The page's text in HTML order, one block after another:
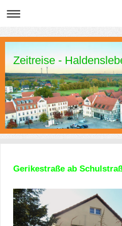
Zeitreise -
Gerikestraße ab